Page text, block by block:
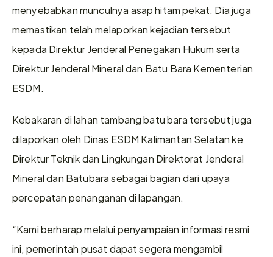
menyebabkan munculnya asap hitam pekat. Dia juga
memastikan telah melaporkan kejadian tersebut
kepada Direktur Jenderal Penegakan Hukum serta
Direktur Jenderal Mineral dan Batu Bara Kementerian
ESDM.
Kebakaran di lahan tambang batu bara tersebut juga
dilaporkan oleh Dinas ESDM Kalimantan Selatan ke
Direktur Teknik dan Lingkungan Direktorat Jenderal
Mineral dan Batubara sebagai bagian dari upaya
percepatan penanganan di lapangan.
“Kami berharap melalui penyampaian informasi resmi
ini, pemerintah pusat dapat segera mengambil